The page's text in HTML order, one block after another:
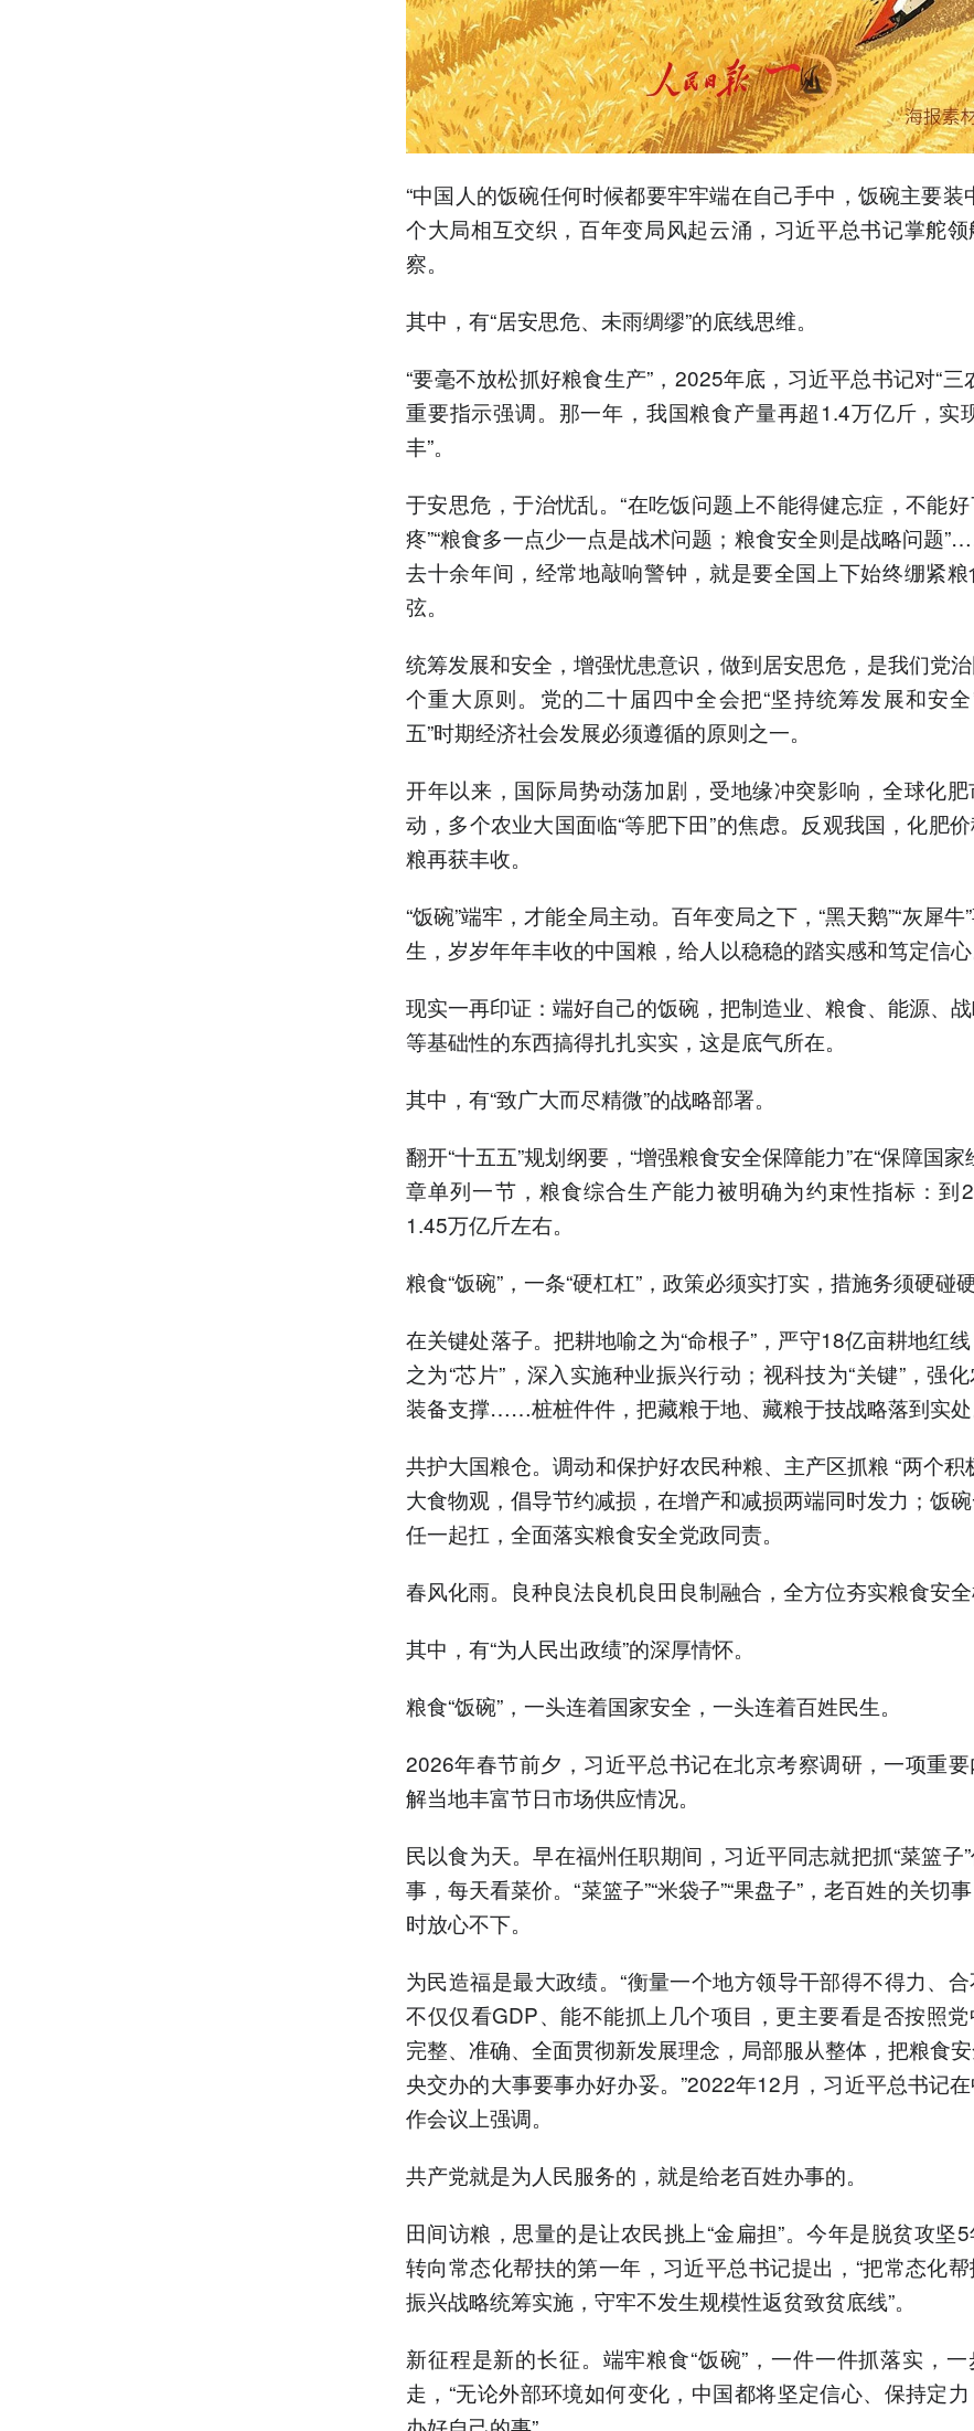
“中国人的饭碗任何时候都要牢牢端在自己手中，饭碗主要装
个大局相互交织，百年变局风起云涌，习近平总书记掌舵
察。
其中，有“居安思危、未雨绸缪”的底线思维。
“要毫不放松抓好粮食生产”，2025年底，习近平总书记对“三
重要指示强调。那一年，我国粮食产量再超1.4万亿斤，实
丰”。
于安思危，于治忧乱。“在吃饭问题上不能得健忘症，不能
疼”“粮食多一点少一点是战术问题；粮食安全则是战略问题
去十余年间，经常地敲响警钟，就是要全国上下始终绷紧
弦。
统筹发展和安全，增强忧患意识，做到居安思危，是我们党
个重大原则。党的二十届四中全会把“坚持统筹发展和安全
五”时期经济社会发展必须遵循的原则之一。
开年以来，国际局势动荡加剧，受地缘冲突影响，全球化
动，多个农业大国面临“等肥下田”的焦虑。反观我国，化肥
粮再获丰收。
“饭碗”端牢，才能全局主动。百年变局之下，“黑天鹅”“灰犀牛
生，岁岁年年丰收的中国粮，给人以稳稳的踏实感和笃定信心
现实一再印证：端好自己的饭碗，把制造业、粮食、能源、
等基础性的东西搞得扎扎实实，这是底气所在。
其中，有“致广大而尽精微”的战略部署。
翻开“十五五”规划纲要，“增强粮食安全保障能力”在“保障国家
章单列一节，粮食综合生产能力被明确为约束性指标：到
1.45万亿斤左右。
粮食“饭碗”，一条“硬杠杠”，政策必须实打实，措施务须硬碰硬
在关键处落子。把耕地喻之为“命根子”，严守18亿亩耕地红
之为“芯片”，深入实施种业振兴行动；视科技为“关键”，强
装备支撑……桩桩件件，把藏粮于地、藏粮于技战略落到实处
共护大国粮仓。调动和保护好农民种粮、主产区抓粮 “两个积
大食物观，倡导节约减损，在增产和减损两端同时发力；饭
任一起扛，全面落实粮食安全党政同责。
春风化雨。良种良法良机良田良制融合，全方位夯实粮食安全
其中，有“为人民出政绩”的深厚情怀。
粮食“饭碗”，一头连着国家安全，一头连着百姓民生。
2026年春节前夕，习近平总书记在北京考察调研，一项重要
解当地丰富节日市场供应情况。
民以食为天。早在福州任职期间，习近平同志就把抓“菜篮子
事，每天看菜价。“菜篮子”“米袋子”“果盘子”，老百姓的关切
时放心不下。
为民造福是最大政绩。“衡量一个地方领导干部得不得力、
不仅仅看GDP、能不能抓上几个项目，更主要看是否按照党
完整、准确、全面贯彻新发展理念，局部服从整体，把粮食
央交办的大事要事办好办妥。”2022年12月，习近平总书记
作会议上强调。
共产党就是为人民服务的，就是给老百姓办事的。
田间访粮，思量的是让农民挑上“金扁担”。今年是脱贫攻坚
转向常态化帮扶的第一年，习近平总书记提出，“把常态化
振兴战略统筹实施，守牢不发生规模性返贫致贫底线”。
新征程是新的长征。端牢粮食“饭碗”，一件一件抓落实，
走，“无论外部环境如何变化，中国都将坚定信心、保持定